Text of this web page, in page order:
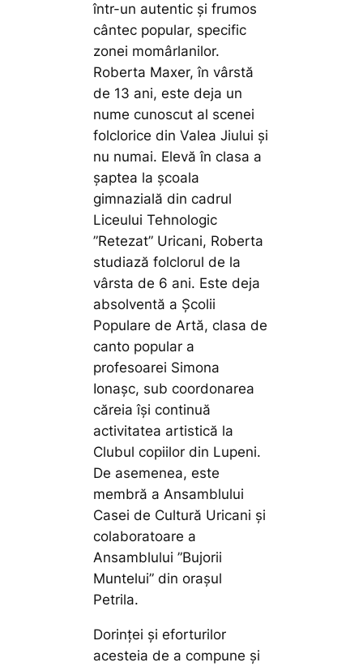
într-un autentic și frumos
cântec popular, specific
zonei momârlanilor.
Roberta Maxer, în vârstă
de 13 ani, este deja un
nume cunoscut al scenei
folclorice din Valea Jiului și
nu numai. Elevă în clasa a
șaptea la școala
gimnazială din cadrul
Liceului Tehnologic
”Retezat” Uricani, Roberta
studiază folclorul de la
vârsta de 6 ani. Este deja
absolventă a Școlii
Populare de Artă, clasa de
canto popular a
profesoarei Simona
Ionașc, sub coordonarea
căreia își continuă
activitatea artistică la
Clubul copiilor din Lupeni.
De asemenea, este
membră a Ansamblului
Casei de Cultură Uricani și
colaboratoare a
Ansamblului ”Bujorii
Muntelui” din orașul
Petrila.
Dorinței și eforturilor
acesteia de a compune și